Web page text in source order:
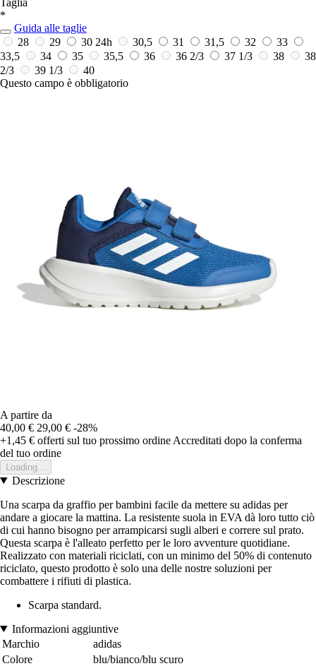
*
Guida alle taglie
28
29 30 24h 30,5 31 31,5 32
33
33,5
34 35 35,5 36 36 2/3 37 1/3 38
38
2/3
39 1/3
40
Questo campo è obbligatorio
A partire da
40,00 € 29,00 € -28%
+1,45 € offerti sul tuo prossimo ordine Accreditati dopo la conferma
del tuo ordine
Loading...
Descrizione
Una scarpa da graffio per bambini facile da mettere su adidas per
andare a giocare la mattina. La resistente suola in EVA dà loro tutto ciò
di cui hanno bisogno per arrampicarsi sugli alberi e correre sul prato.
Questa scarpa è l'alleato perfetto per le loro avventure quotidiane.
Realizzato con materiali riciclati, con un minimo del 50% di contenuto
riciclato, questo prodotto è solo una delle nostre soluzioni per
combattere i rifiuti di plastica.
Scarpa standard.
Informazioni aggiuntive
Marchio
adidas
Colore
blu/bianco/blu scuro